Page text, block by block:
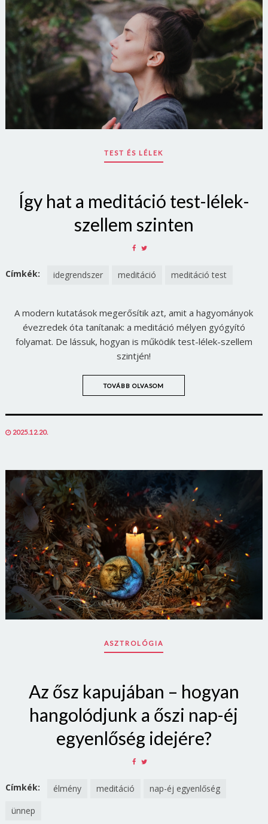
TEST ÉS LÉLEK
Így hat a meditáció test-lélek-
szellem szinten
SHARE
FACEBOOK
TWITTER
Címkék: idegrendszer meditáció meditáció test
A modern kutatások megerősítik azt, amit a hagyományok
évezredek óta tanítanak: a meditáció mélyen gyógyító
folyamat. De lássuk, hogyan is működik test-lélek-szellem
szintjén!
TOVÁBB OLVASOM
POSTED
2025.12.20.
ASZTROLÓGIA
Az ősz kapujában – hogyan
hangolódjunk a őszi nap-éj
egyenlőség idejére?
SHARE
FACEBOOK
TWITTER
Címkék: élmény meditáció
nap-éj egyenlőség
ünnep